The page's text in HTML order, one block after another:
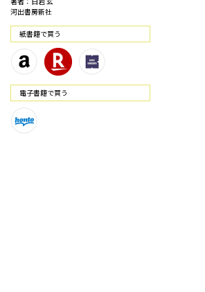
河出書房新社
紙書籍で買う
電⼦書籍で買う